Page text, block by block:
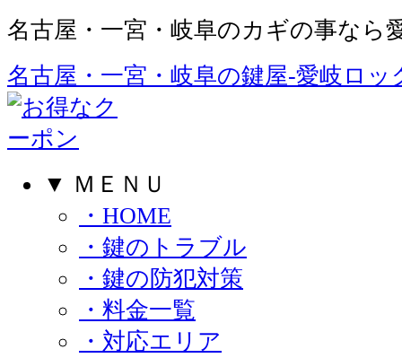
名古屋・一宮・岐阜のカギの事なら
名古屋・一宮・岐阜の鍵屋‐愛岐ロッ
▼ ＭＥＮＵ
・HOME
・鍵のトラブル
・鍵の防犯対策
・料金一覧
・対応エリア